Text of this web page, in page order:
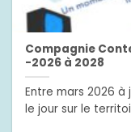
Compagnie
-2026 à 2028
Entre mars 2026 à
le jour sur le